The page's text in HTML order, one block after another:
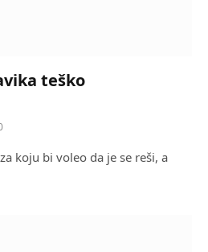
teško
koju bi voleo da je se reši, a